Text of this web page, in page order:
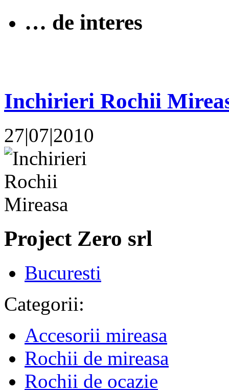
… de interes
Inchirieri Rochii
27|07|2010
Project Zero srl
Bucuresti
Categorii:
Accesorii mireasa
Rochii de mireasa
Rochii de ocazie